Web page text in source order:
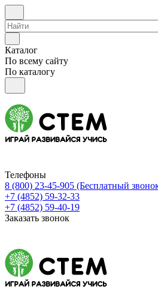
Каталог
По всему сайту
По каталогу
Телефоны
8 (800) 23-45-905 (Бесплатный
+7 (4852) 59-32-33
+7 (4852) 59-40-19
Заказать звонок